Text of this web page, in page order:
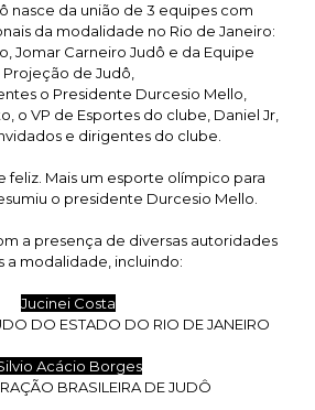
nasce da união de 3 equipes com
da modalidade no Rio de Janeiro:
Jomar Carneiro Judô e da Equipe
Projeção de Judô,
o Presidente Durcesio Mello,
o VP de Esportes do clube, Daniel Jr,
e dirigentes do clube.
feliz. Mais um esporte olímpico para
o presidente Durcesio Mello.
a presença de diversas autoridades
a modalidade, incluindo:
Jucinei Costa
DO ESTADO DO RIO DE JANEIRO
Acácio Borges
BRASILEIRA DE JUDÔ